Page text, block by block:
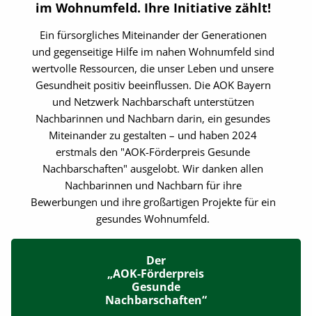
im Wohnumfeld. Ihre Initiative zählt!
Ein fürsorgliches Miteinander der Generationen
und gegenseitige Hilfe im nahen Wohnumfeld sind
wertvolle Ressourcen, die unser Leben und unsere
Gesundheit positiv beeinflussen. Die AOK Bayern
und Netzwerk Nachbarschaft unterstützen
Nachbarinnen und Nachbarn darin, ein gesundes
Miteinander zu gestalten – und haben 2024
erstmals den "AOK-Förderpreis Gesunde
Nachbarschaften" ausgelobt. Wir danken allen
Nachbarinnen und Nachbarn für ihre
Bewerbungen und ihre großartigen Projekte für ein
gesundes Wohnumfeld.
Der
„AOK-Förderpreis
Gesunde
Nachbarschaften“